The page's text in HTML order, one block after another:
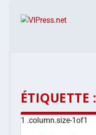
ÉTIQUETTE :